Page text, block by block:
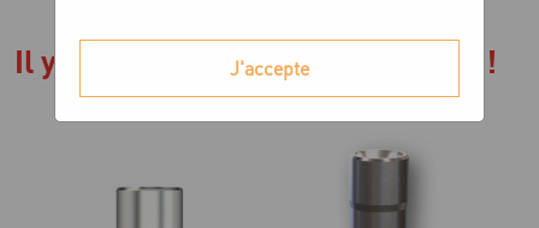
Il y a du nouveau chez Medentika !
J'accepte